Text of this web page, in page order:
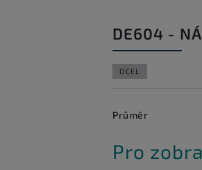
DE604 -
OCEL
Průměr
Pro